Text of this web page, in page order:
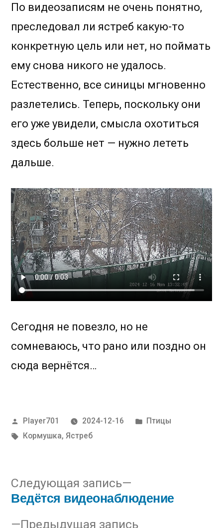
По видеозаписям не очень понятно,
преследовал ли ястреб какую-то
конкретную цель или нет, но поймать
ему снова никого не удалось.
Естественно, все синицы мгновенно
разлетелись. Теперь, поскольку они
его уже увидели, смысла охотиться
здесь больше нет — нужно лететь
дальше.
Сегодня не повезло, но не
сомневаюсь, что рано или поздно он
сюда вернётся…
Написано
автором
Player701 2024-12-16
Написано
Птицы
Метки:
Кормушка, Ястреб
Навигация
Предыдущая записьПредыдущая
Следующая запись
запись:
Ведётся видеонаблюдение